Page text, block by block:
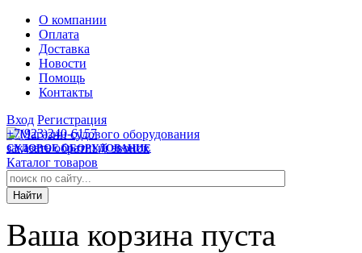
О компании
Оплата
Доставка
Новости
Помощь
Контакты
Вход Регистрация
СУДОВОЕ ОБОРУДОВАНИЕ
+7(923)240-6157
заказать обратный звонок
Каталог товаров
Ваша корзина пуста